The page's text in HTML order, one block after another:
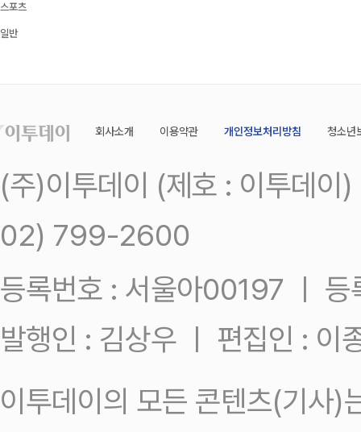
스포츠
일반
회사소개 이용약관 개인정보처리방침 청소년
(주)이투데이 (제호 : 이투데
02) 799-2600
등록번호 : 서울아00197 ㅣ
발행인 : 김상우 ㅣ 편집인 : 이
이투데이의 모든 콘텐츠(기사)